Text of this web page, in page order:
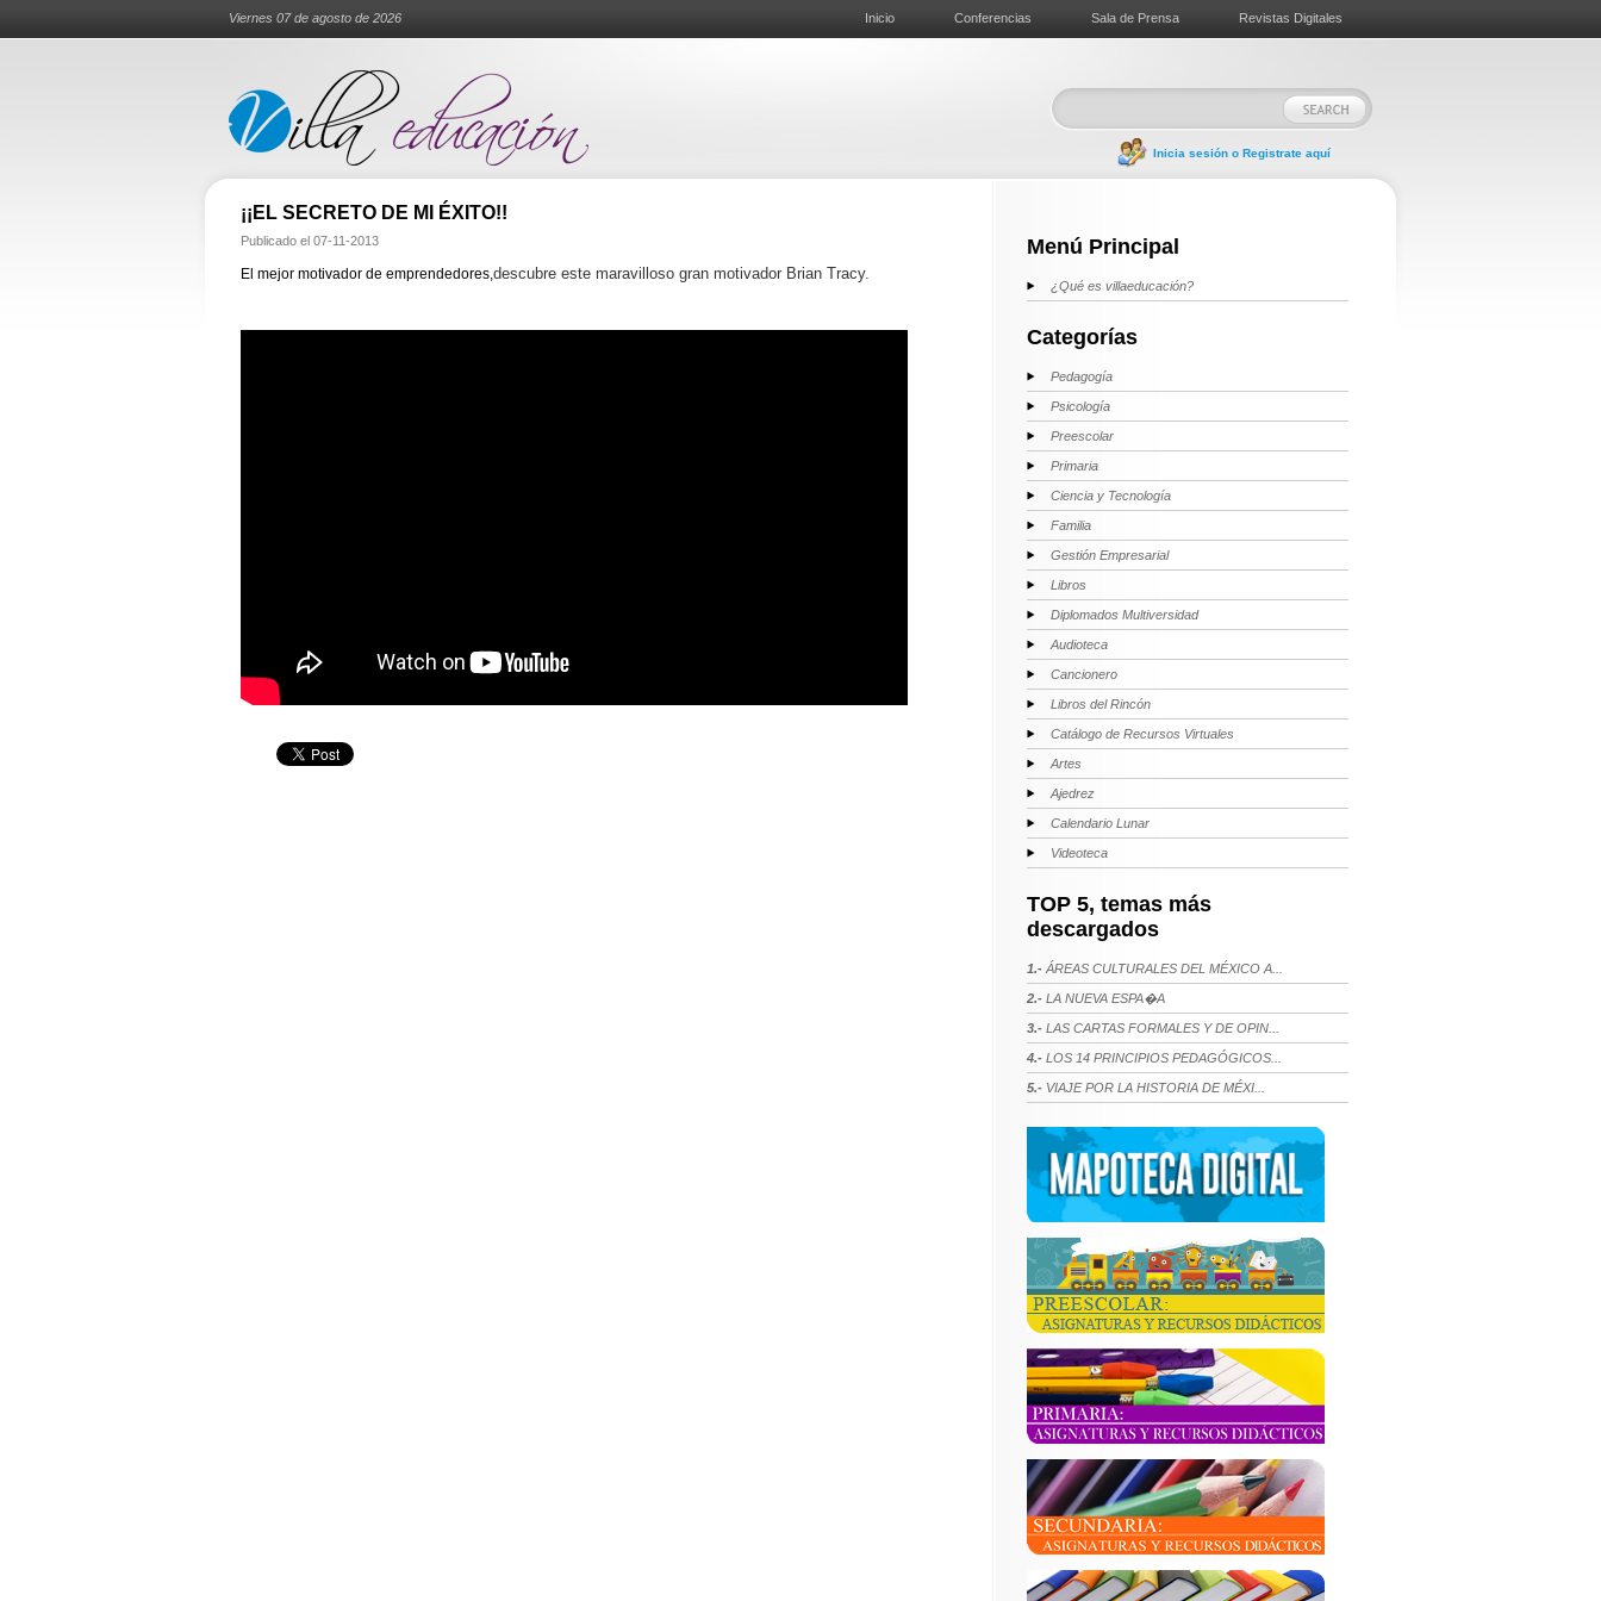
Viernes 07 de agosto de 2026 Inicio Conferencias Sala de Prensa Revistas Digitales
Inicia sesión o Registrate aquí
¡¡EL SECRETO DE MI ÉXITO!!
Publicado el 07-11-2013
El mejor motivador de emprendedores,descubre este maravilloso gran motivador Brian Tracy.
Menú Principal
¿Qué es villaeducación?
Categorías
Pedagogía
Psicología
Preescolar
Primaria
Ciencia y Tecnología
Familia
Gestión Empresarial
Libros
Diplomados Multiversidad
Audioteca
Cancionero
Libros del Rincón
Catálogo de Recursos Virtuales
Artes
Ajedrez
Calendario Lunar
Videoteca
TOP 5, temas más
descargados
1.- ÁREAS CULTURALES DEL MÉXICO A...
2.- LA NUEVA ESPA�A
3.- LAS CARTAS FORMALES Y DE OPIN...
4.- LOS 14 PRINCIPIOS PEDAGÓGICOS...
5.- VIAJE POR LA HISTORIA DE MÉXI...